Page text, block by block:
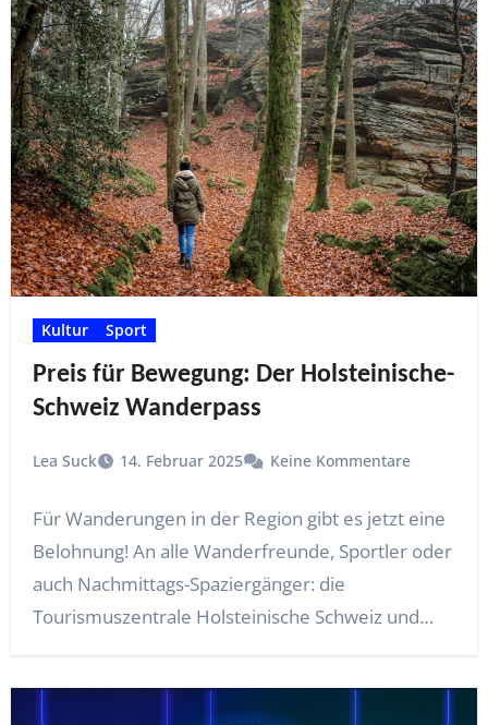
Kultur Sport
Preis für Bewegung: Der Holsteinische-
Schweiz Wanderpass
Lea Suck 14. Februar 2025 Keine Kommentare
Für Wanderungen in der Region gibt es jetzt eine
Belohnung! An alle Wanderfreunde, Sportler oder
auch Nachmittags-Spaziergänger: die
Tourismuszentrale Holsteinische Schweiz und…